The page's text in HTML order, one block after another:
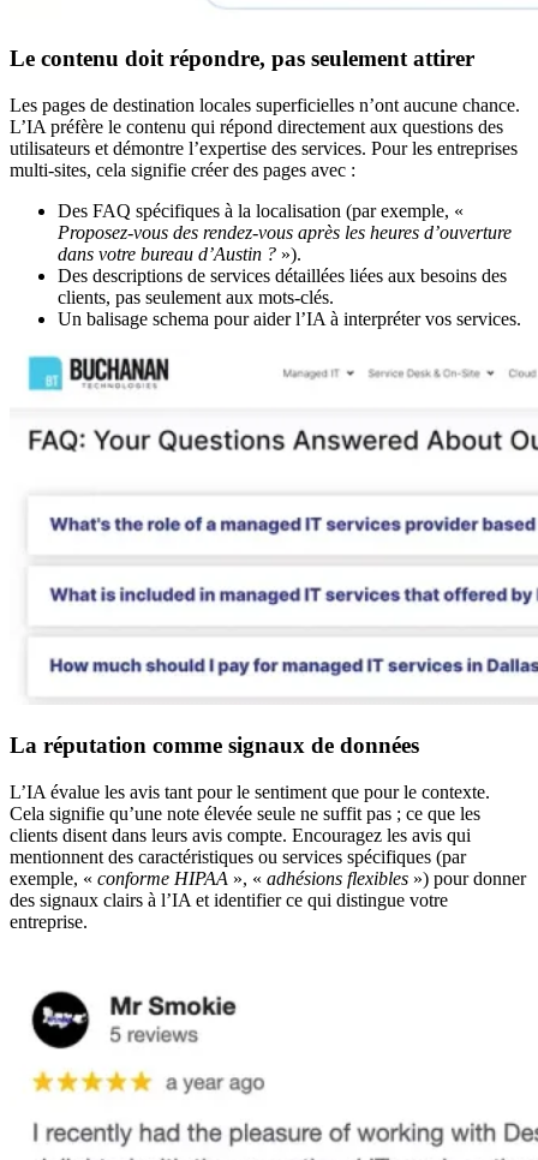
Le contenu doit répondre, pas seulement attirer
Les pages de destination locales superficielles n’ont aucune chance.
L’IA préfère le contenu qui répond directement aux questions des
utilisateurs et démontre l’expertise des services. Pour les entreprises
multi-sites, cela signifie créer des pages avec :
Des FAQ spécifiques à la localisation (par exemple, «
Proposez-vous des rendez-vous après les heures d’ouverture
dans votre bureau d’Austin ? »).
Des descriptions de services détaillées liées aux besoins des
clients, pas seulement aux mots-clés.
Un balisage schema pour aider l’IA à interpréter vos services.
La réputation comme signaux de données
L’IA évalue les avis tant pour le sentiment que pour le contexte.
Cela signifie qu’une note élevée seule ne suffit pas ; ce que les
clients disent dans leurs avis compte. Encouragez les avis qui
mentionnent des caractéristiques ou services spécifiques (par
exemple, « conforme HIPAA », « adhésions flexibles ») pour donner
des signaux clairs à l’IA et identifier ce qui distingue votre
entreprise.